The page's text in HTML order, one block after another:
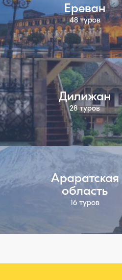
Ереван
48 туров
Дилижан
28 туров
Араратская
область
16 туров